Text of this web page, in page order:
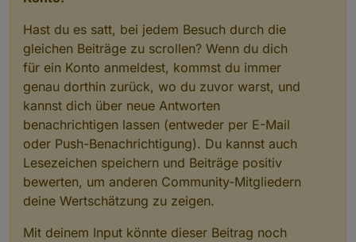
Hast du es satt, bei jedem Besuch durch die
gleichen Beiträge zu scrollen? Wenn du dich
für ein Konto anmeldest, kommst du immer
genau dorthin zurück, wo du zuvor warst, und
kannst dich über neue Antworten
benachrichtigen lassen (entweder per E-Mail
oder Push-Benachrichtigung). Du kannst auch
Lesezeichen speichern und Beiträge positiv
bewerten, um anderen Community-Mitgliedern
deine Wertschätzung zu zeigen.
Mit deinem Input könnte dieser Beitrag noch